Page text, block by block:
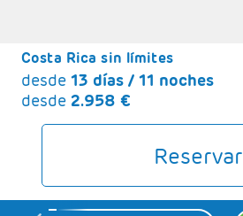
VUELO+HOTEL
GRUPOS
Costa Rica sin límites
desde 13 días / 11 noches
desde 2.958 €
Reservar